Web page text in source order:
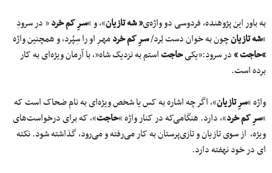
به باور این پژوهنده، فردوسی دو واژه‌ی” شه تازیان“، و “سـرِ کم خرد” در سرودِ
“شه تازیانچون به خوان دست بُرد/سـرِ کم خردمهـرِ او را سِپُرد، و همچنین واژه
“حاجت “در سرودِ:”یکیحاجتاستم به نزدیک شاه”، با آرمان ویژه‌ای به کار
برده است.
واژه “سرِ تازیان“، اگر چه اشاره به کس یا شخص ویژه‌ای به نام ضحاک است که
“سرِ کم خرد“، دارد. هنگامی‌که در کنار واژه “حاجت“، که برای درخواست‌های
ویژه، از سوی تازیان و تازی‌پرستان به کار می‌رفته و می‌رود، گذاشته شود. نکته
ای در خود نهفته دارد.